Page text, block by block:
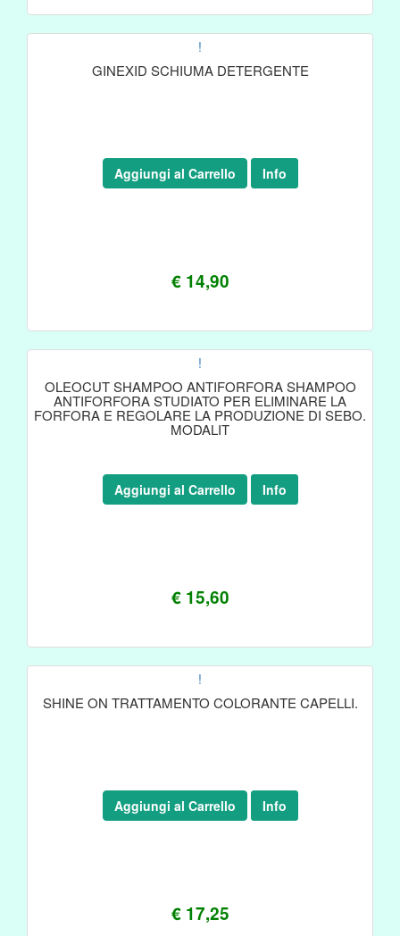
!
GINEXID SCHIUMA DETERGENTE
€ 14,90
Aggiungi al Carrello Info
!
OLEOCUT SHAMPOO ANTIFORFORA SHAMPOO
ANTIFORFORA STUDIATO PER ELIMINARE LA
FORFORA E REGOLARE LA PRODUZIONE DI SEBO.
MODALIT
€ 15,60
Aggiungi al Carrello Info
!
SHINE ON TRATTAMENTO COLORANTE CAPELLI.
€ 17,25
Aggiungi al Carrello Info